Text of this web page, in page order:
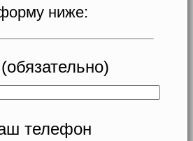
ниже:
телефон